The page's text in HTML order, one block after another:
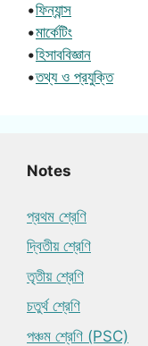
•ফিন্যান্স
•মার্কেটিং
•হিসাববিজ্ঞান
•তথ্য ও প্রযুক্তি
Notes
প্রথম শ্রেণি
দ্বিতীয় শ্রেণি
তৃতীয় শ্রেণি
চতুর্থ শ্রেণি
পঞ্চম শ্রেণি (PSC)